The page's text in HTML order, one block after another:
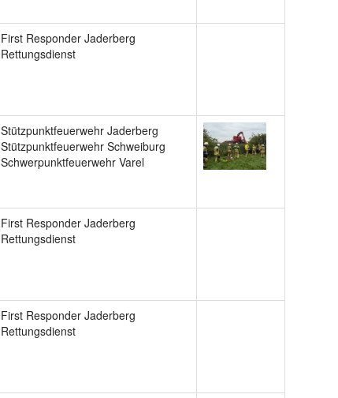
First Responder Jaderberg
Rettungsdienst
Stützpunktfeuerwehr Jaderberg
Stützpunktfeuerwehr Schweiburg
Schwerpunktfeuerwehr Varel
First Responder Jaderberg
Rettungsdienst
First Responder Jaderberg
Rettungsdienst